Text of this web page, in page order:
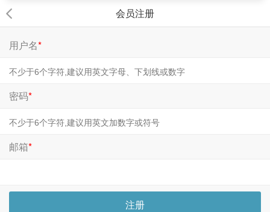
会员注册
用户名*
密码*
邮箱*
注册